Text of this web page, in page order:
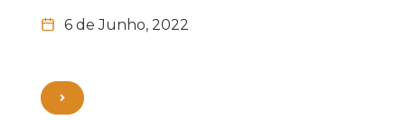
6 de Junho, 2022